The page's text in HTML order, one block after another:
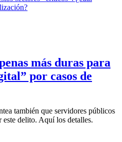
más duras para
por casos de
también que servidores públicos
este delito. Aquí los detalles.